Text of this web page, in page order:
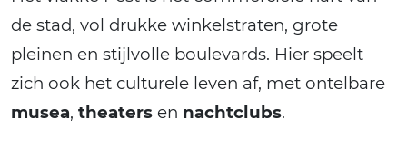
de stad, vol drukke winkelstraten, grote
pleinen en stijlvolle boulevards. Hier speelt
zich ook het culturele leven af, met ontelbare
musea, theaters en nachtclubs.